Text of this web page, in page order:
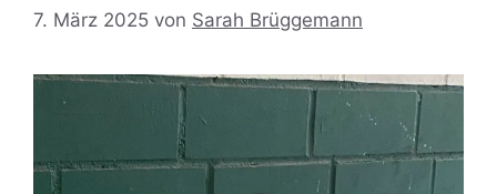
7. März 2025 von Sarah Brüggemann